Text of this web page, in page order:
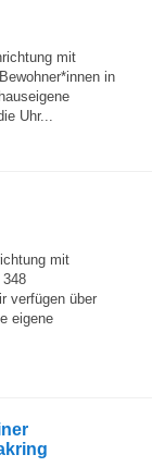
mit
in
Uhr...
mit
verfügen über
eigene